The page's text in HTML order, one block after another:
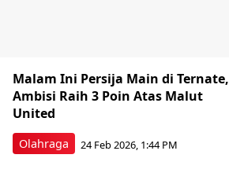
Olahraga
Malam Ini Persija Main di Ternate,
Ambisi Raih 3 Poin Atas Malut
United
24 Feb 2026, 1:44 PM